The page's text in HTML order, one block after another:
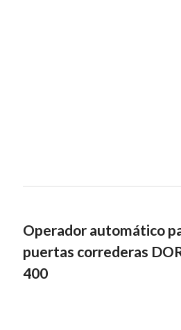
Operador automático
puertas correderas
400